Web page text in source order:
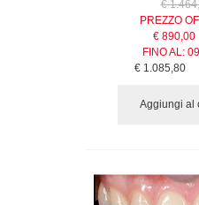
€
PREZZO
€ 890,00
FINO AL:
€ 1.085,80
Aggiungi al